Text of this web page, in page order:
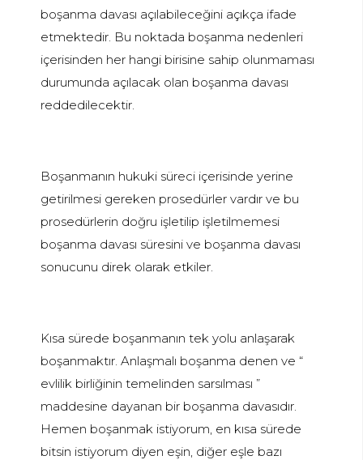
boşanma davası açılabileceğini açıkça ifade
etmektedir. Bu noktada boşanma nedenleri
içerisinden her hangi birisine sahip olunmaması
durumunda açılacak olan boşanma davası
reddedilecektir.
Boşanmanın hukuki süreci içerisinde yerine
getirilmesi gereken prosedürler vardır ve bu
prosedürlerin doğru işletilip işletilmemesi
boşanma davası süresini ve boşanma davası
sonucunu direk olarak etkiler.
Kısa sürede boşanmanın tek yolu anlaşarak
boşanmaktır. Anlaşmalı boşanma denen ve “
evlilik birliğinin temelinden sarsılması ”
maddesine dayanan bir boşanma davasıdır.
Hemen boşanmak istiyorum, en kısa sürede
bitsin istiyorum diyen eşin, diğer eşle bazı